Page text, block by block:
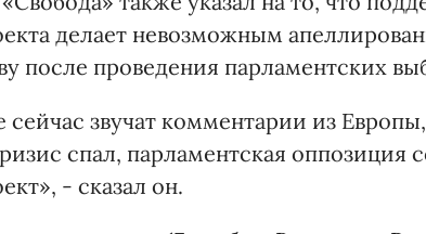
делает невозможным
после проведения парламентских
звучат комментарии из
спал, парламентская оппозиция
- сказал он.